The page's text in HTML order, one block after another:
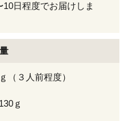
日程度でお届けしま
（３人前程度）
ｇ